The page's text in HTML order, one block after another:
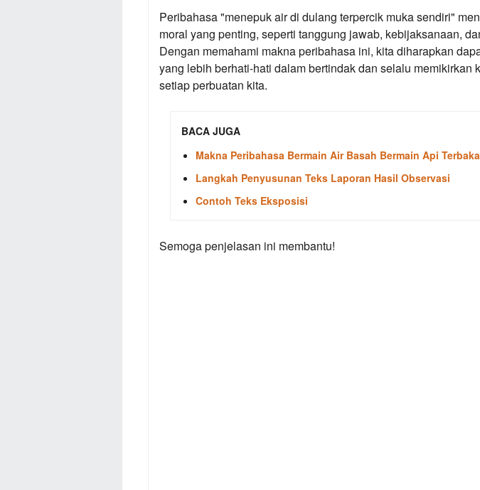
Peribahasa "menepuk air di dulang terpercik muka sendiri"
moral yang penting, seperti tanggung jawab, kebijaksanaan,
Dengan memahami makna peribahasa ini, kita diharapkan
yang lebih berhati-hati dalam bertindak dan selalu memikirkan
setiap perbuatan kita.
BACA JUGA
Makna Peribahasa Bermain Air Basah Bermain Api
Langkah Penyusunan Teks Laporan Hasil Observasi
Contoh Teks Eksposisi
Semoga penjelasan ini membantu!